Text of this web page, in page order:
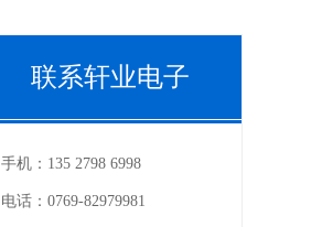
联系轩业电子
手机： 135 2798 6998
电话： 0769-82979981